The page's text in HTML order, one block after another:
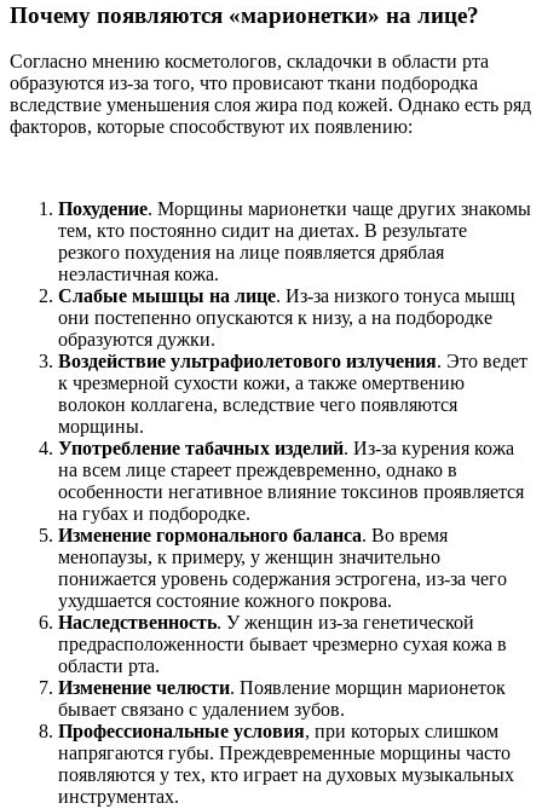
Почему появляются «марионетки» на лице?
Согласно мнению косметологов, складочки в области рта
образуются из-за того, что провисают ткани подбородка
вследствие уменьшения слоя жира под кожей. Однако есть ряд
факторов, которые способствуют их появлению:
Похудение. Морщины марионетки чаще других знакомы
тем, кто постоянно сидит на диетах. В результате
резкого похудения на лице появляется дряблая
неэластичная кожа.
Слабые мышцы на лице. Из-за низкого тонуса мышц
они постепенно опускаются к низу, а на подбородке
образуются дужки.
Воздействие ультрафиолетового излучения. Это ведет
к чрезмерной сухости кожи, а также омертвению
волокон коллагена, вследствие чего появляются
морщины.
Употребление табачных изделий. Из-за курения кожа
на всем лице стареет преждевременно, однако в
особенности негативное влияние токсинов проявляется
на губах и подбородке.
Изменение гормонального баланса. Во время
менопаузы, к примеру, у женщин значительно
понижается уровень содержания эстрогена, из-за чего
ухудшается состояние кожного покрова.
Наследственность. У женщин из-за генетической
предрасположенности бывает чрезмерно сухая кожа в
области рта.
Изменение челюсти. Появление морщин марионеток
бывает связано с удалением зубов.
Профессиональные условия, при которых слишком
напрягаются губы. Преждевременные морщины часто
появляются у тех, кто играет на духовых музыкальных
инструментах.